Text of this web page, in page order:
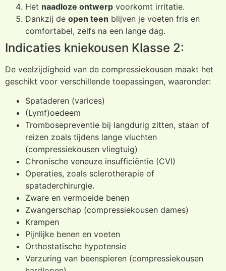
Het naadloze ontwerp voorkomt irritatie.
Dankzij de open teen blijven je voeten fris en
comfortabel, zelfs na een lange dag.
Indicaties kniekousen Klasse 2:
De veelzijdigheid van de compressiekousen maakt het
geschikt voor verschillende toepassingen, waaronder:
Spataderen (varices)
(Lymf)oedeem
Trombosepreventie bij langdurig zitten, staan of
reizen zoals tijdens lange vluchten
(compressiekousen vliegtuig)
Chronische veneuze insufficiëntie (CVI)
Operaties, zoals sclerotherapie of
spataderchirurgie.
Zware en vermoeide benen
Zwangerschap (compressiekousen dames)
Krampen
Pijnlijke benen en voeten
Orthostatische hypotensie
Verzuring van beenspieren (compressiekousen